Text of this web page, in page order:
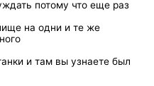
потому что еще раз
на одни и те же
и там вы узнаете был